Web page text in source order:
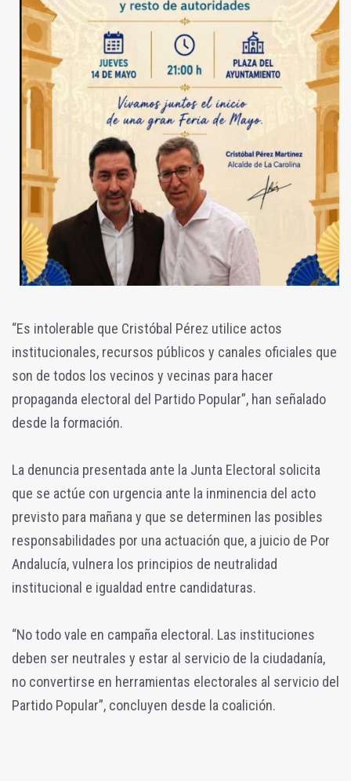
“Es intolerable que Cristóbal Pérez utilice actos
institucionales, recursos públicos y canales oficiales que
son de todos los vecinos y vecinas para hacer
propaganda electoral del Partido Popular”, han señalado
desde la formación.
La denuncia presentada ante la Junta Electoral solicita
que se actúe con urgencia ante la inminencia del acto
previsto para mañana y que se determinen las posibles
responsabilidades por una actuación que, a juicio de Por
Andalucía, vulnera los principios de neutralidad
institucional e igualdad entre candidaturas.
“No todo vale en campaña electoral. Las instituciones
deben ser neutrales y estar al servicio de la ciudadanía,
no convertirse en herramientas electorales al servicio del
Partido Popular”, concluyen desde la coalición.